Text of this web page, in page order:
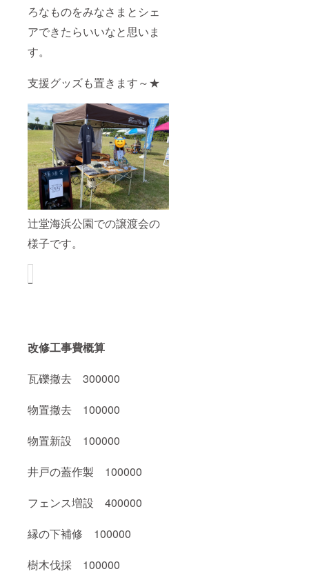
ろなものをみなさまとシェ
アできたらいいなと思いま
す。
支援グッズも置きます～★
辻堂海浜公園での譲渡会の
様子です。
改修工事費概算
瓦礫撤去 300000
物置撤去 100000
物置新設 100000
井戸の蓋作製 100000
フェンス増設 400000
縁の下補修 100000
樹木伐採 100000